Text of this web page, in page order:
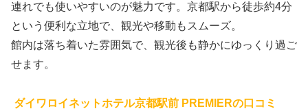
連れでも使いやすいのが魅力です。京都駅から徒歩約4分
という便利な立地で、観光や移動もスムーズ。
館内は落ち着いた雰囲気で、観光後も静かにゆっくり過ご
せます。
ダイワロイネットホテル京都駅前 PREMIERの口コミ